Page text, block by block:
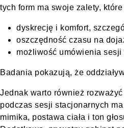
tych form ma swoje zalety,
dyskrecję i komfort,
oszczędność czasu na
możliwość umówienia
Badania pokazują, że
Jednak warto również
podczas sesji stacjonarnych
mimika, postawa ciała i ton